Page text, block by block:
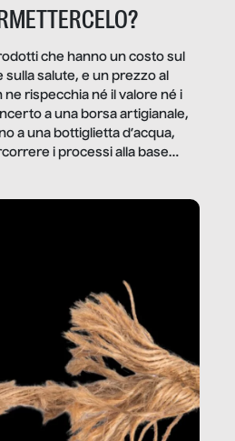
che hanno un costo sul
sulla salute, e un prezzo al
rispecchia né il valore né i
a una borsa artigianale,
a una bottiglietta d’acqua,
i processi alla base
che fanno la nostra vita